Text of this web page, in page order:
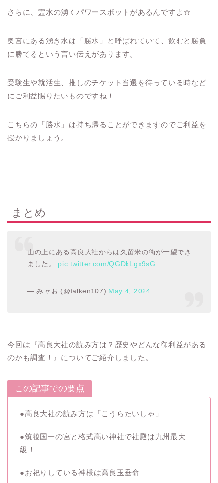
さらに、霊水の湧くパワースポットがあるんですよ☆
奥宮にある湧き水は「勝水」と呼ばれていて、飲むと勝負
に勝てるという言い伝えがあります。
受験生や就活生、推しのチケット当選を待っている時など
にご利益賜りたいものですね！
こちらの「勝水」は持ち帰ることができますのでご利益を
授かりましょう。
まとめ
山の上にある高良大社からは久留米の街が一望でき
ました。 pic.twitter.com/QGDkLgx9sG
— みャお (@falken107) May 4, 2024
今回は『高良大社の読み方は？歴史やどんな御利益がある
のかも調査！』についてご紹介しました。
この記事での要点
●高良大社の読み方は「こうらたいしゃ」
●筑後国一の宮と格式高い神社で社殿は九州最大
級！
●お祀りしている神様は高良玉垂命